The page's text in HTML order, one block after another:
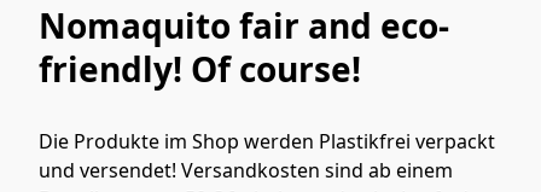
Nomaquito fair and eco-
friendly! Of course!
Die Produkte im Shop werden Plastikfrei verpackt
und versendet! Versandkosten sind ab einem